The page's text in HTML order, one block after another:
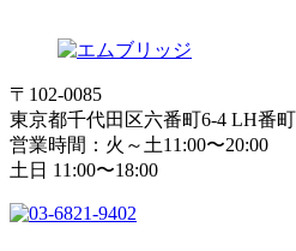
〒102-0085
東京都千代田区六番町6-4 LH番
営業時間：火～土11:00〜20:00
土日 11:00〜18:00